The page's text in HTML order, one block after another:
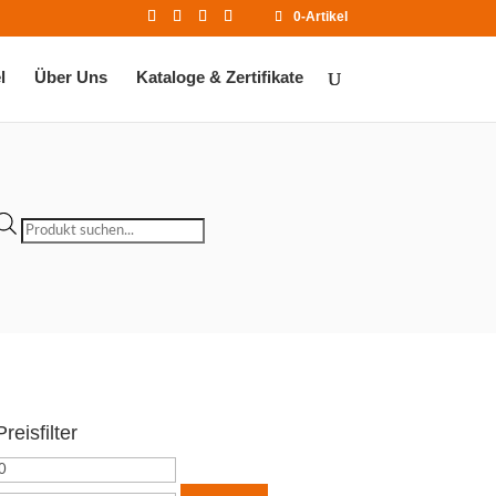
0-Artikel
Über Uns Kataloge & Zertifikate
Products